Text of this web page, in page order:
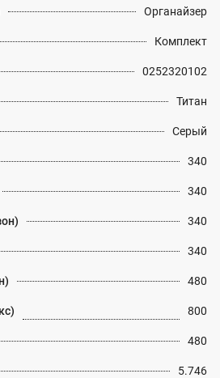
Органайзер
Комплект
0252320102
Титан
Серый
340
340
340
340
480
800
480
5.746